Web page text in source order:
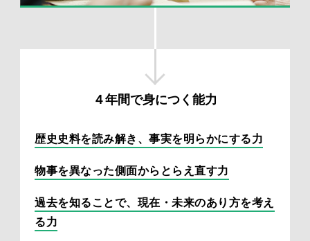
４年間で身につく能力
歴史史料を読み解き、事実を明らかにする力
物事を異なった側面からとらえ直す力
過去を知ることで、現在・未来のあり方を考え
る力